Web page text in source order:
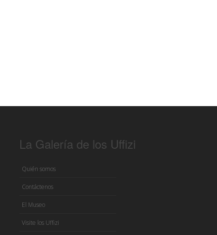
La Galería de los Uffizi
Quién somos
Contáctenos
El Museo
Visite los Uffizi